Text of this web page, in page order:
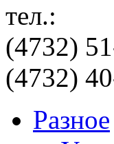
тел.:
(4732)
(4732)
Разное